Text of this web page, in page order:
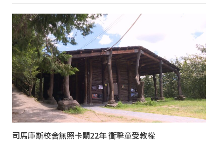
司馬庫斯校舍無照卡關22年 衝擊童受教權